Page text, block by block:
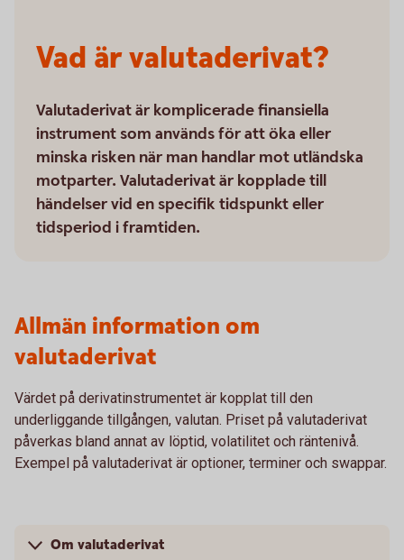
Vad är valutaderivat?
Valutaderivat är komplicerade finansiella
instrument som används för att öka eller
minska risken när man handlar mot utländska
motparter. Valutaderivat är kopplade till
händelser vid en specifik tidspunkt eller
tidsperiod i framtiden.
Allmän information om
valutaderivat
Värdet på derivatinstrumentet är kopplat till den
underliggande tillgången, valutan. Priset på valutaderivat
påverkas bland annat av löptid, volatilitet och räntenivå.
Exempel på valutaderivat är optioner, terminer och swappar.
Om valutaderivat